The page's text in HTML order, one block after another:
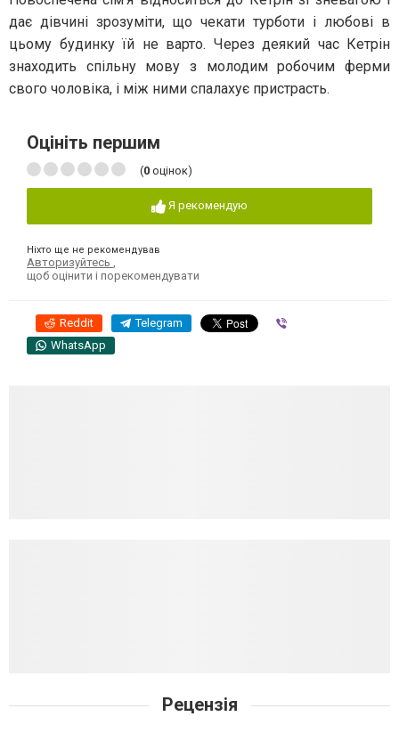
дає дівчині зрозуміти, що чекати турботи і любові в
цьому будинку їй не варто. Через деякий час Кетрін
знаходить спільну мову з молодим робочим ферми
свого чоловіка, і між ними спалахує пристрасть.
Оцініть першим
(0 оцінок)
Я рекомендую
Ніхто ще не рекомендував
Авторизуйтесь
щоб оцінити і порекомендувати
Reddit Telegram
WhatsApp
Рецензія